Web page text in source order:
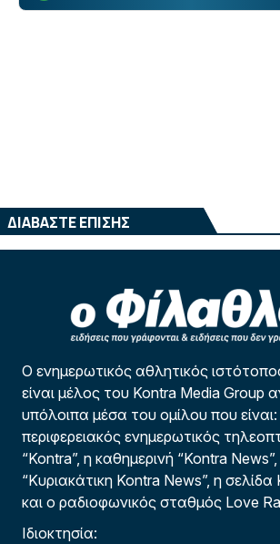
ΔΙΑΒΑΣΤΕ ΕΠΙΣΗΣ
Ο ενημερωτικός αθλητικός
είναι μέλος του Kontra Media Group
υπόλοιπα μέσα του ομίλου που
περιφερειακός ενημερωτικός
“Kontra”, η καθημερινή “Kontra
“Κυριακάτικη Kontra News”, η
και ο ραδιοφωνικός σταθμός Love
Ιδιοκτησία: